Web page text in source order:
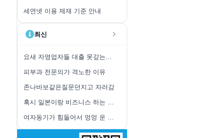
세연넷 이용 제재 기준 안내
최신
요새 자영업자들 대출 못갚는중이고
피부과 전문의가 격노한 이유
존나바보같은질문던지고 자러감
혹시 일본이랑 비즈니스 하는 사람들 있어?
여자동기가 힘들어서 엉엉 운 이유